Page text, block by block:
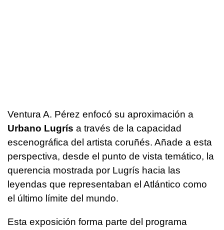
Ventura A. Pérez enfocó su aproximación a
Urbano Lugrís a través de la capacidad
escenográfica del artista coruñés. Añade a esta
perspectiva, desde el punto de vista temático, la
querencia mostrada por Lugrís hacia las
leyendas que representaban el Atlántico como
el último límite del mundo.
Esta exposición forma parte del programa